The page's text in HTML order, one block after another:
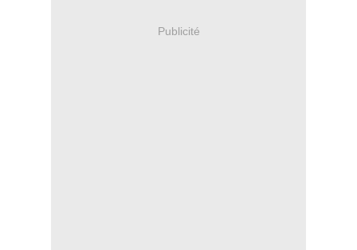
Publicité